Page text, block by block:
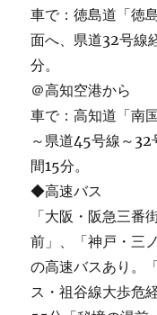
車で：徳島道「徳
面へ、県道32号線
分。
＠高知空港から
車で：高知道「南
～県道45号線～
間15分。
◆高速バス
「大阪・阪急三
前」、「神戸・三
の高速バスあり。
ス・祖谷線大歩危